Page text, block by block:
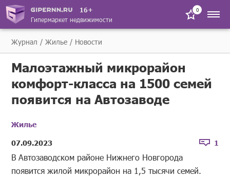
16+
Гипермаркет недвижимости
0
Журнал Жилье Новости
Малоэтажный микрорайон
комфорт-класса на 1500 семей
появится на Автозаводе
Жилье
07.09.2023
1
В Автозаводском районе Нижнего Новгорода
появится жилой микрорайон на 1,5 тысячи семей.